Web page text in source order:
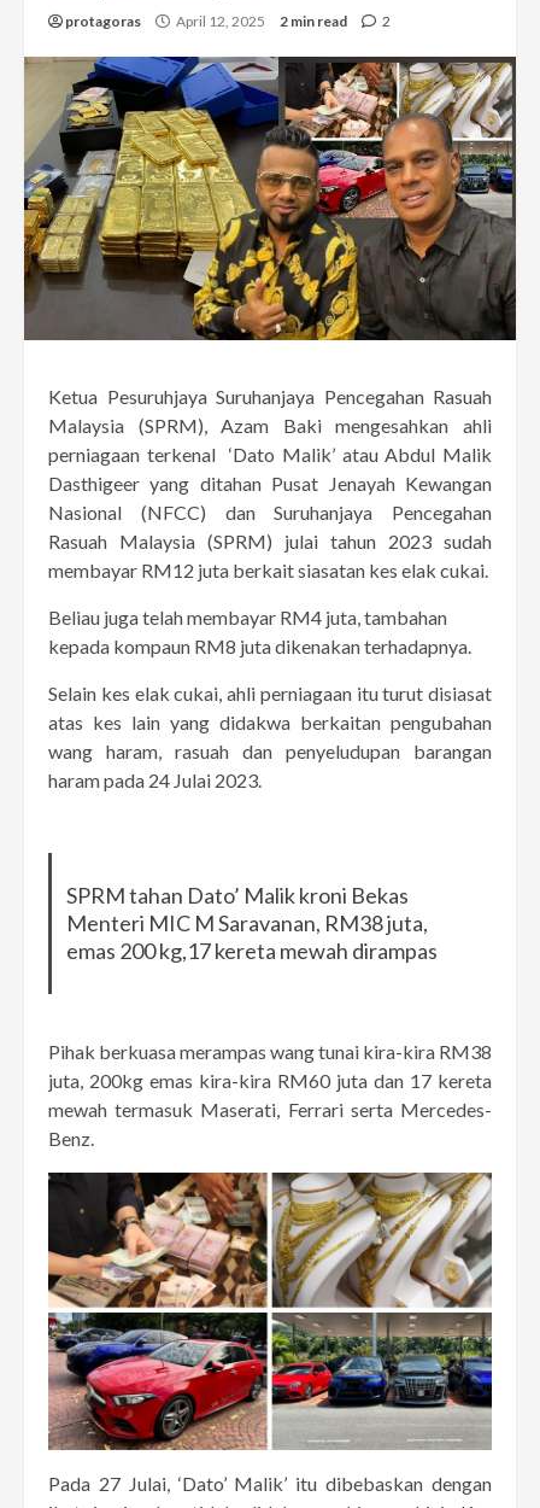
protagoras April 12, 2025 2 min read 2
Ketua Pesuruhjaya Suruhanjaya Pencegahan Rasuah
Malaysia (SPRM), Azam Baki mengesahkan ahli
perniagaan terkenal ‘Dato Malik’ atau Abdul Malik
Dasthigeer yang ditahan Pusat Jenayah Kewangan
Nasional (NFCC) dan Suruhanjaya Pencegahan
Rasuah Malaysia (SPRM) julai tahun 2023 sudah
membayar RM12 juta berkait siasatan kes elak cukai.
Beliau juga telah membayar RM4 juta, tambahan
kepada kompaun RM8 juta dikenakan terhadapnya.
Selain kes elak cukai, ahli perniagaan itu turut disiasat
atas kes lain yang didakwa berkaitan pengubahan
wang haram, rasuah dan penyeludupan barangan
haram pada 24 Julai 2023.
SPRM tahan Dato’ Malik kroni Bekas
Menteri MIC M Saravanan, RM38 juta,
emas 200 kg,17 kereta mewah dirampas
Pihak berkuasa merampas wang tunai kira-kira RM38
juta, 200kg emas kira-kira RM60 juta dan 17 kereta
mewah termasuk Maserati, Ferrari serta Mercedes-
Benz.
Pada 27 Julai, ‘Dato’ Malik’ itu dibebaskan dengan